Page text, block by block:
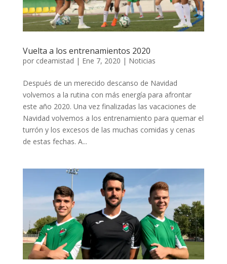
Vuelta a los entrenamientos 2020
por cdeamistad | Ene 7, 2020 | Noticias
Después de un merecido descanso de Navidad
volvemos a la rutina con más energía para afrontar
este año 2020. Una vez finalizadas las vacaciones de
Navidad volvemos a los entrenamiento para quemar el
turrón y los excesos de las muchas comidas y cenas
de estas fechas. A...